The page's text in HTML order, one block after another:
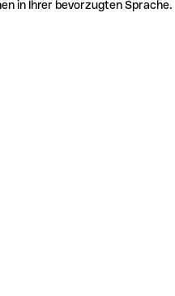
in Ihrer bevorzugten Sprache.